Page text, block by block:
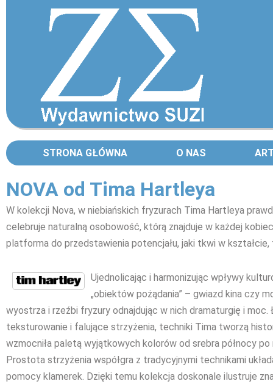
STRONA GŁÓWNA O NAS
NOVA od Tima Hartleya
W kolekcji Nova, w niebiańskich fryzurach Tima Hartleya
celebruje naturalną osobowość, którą znajduje w każdej
platforma do przedstawienia potencjału, jaki tkwi w
Ujednolicając i harmonizując wpływy
„obiektów pożądania” – gwiazd kina czy
wyostrza i rzeźbi fryzury odnajdując w nich dramaturgię i
teksturowanie i falujące strzyżenia, techniki Tima tworzą
wzmocniła paletą wyjątkowych kolorów od srebra północy
Prostota strzyżenia współgra z tradycyjnymi technikami
pomocy klamerek. Dzięki temu kolekcja doskonale ilustruje